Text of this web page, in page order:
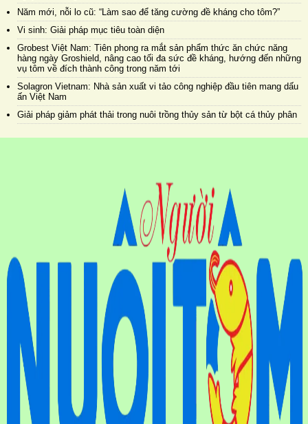
Năm mới, nỗi lo cũ: “Làm sao để tăng cường đề kháng cho tôm?”
Vi sinh: Giải pháp mục tiêu toàn diện
Grobest Việt Nam: Tiên phong ra mắt sản phẩm thức ăn chức năng
hàng ngày Groshield, nâng cao tối đa sức đề kháng, hướng đến những
vụ tôm về đích thành công trong năm tới
Solagron Vietnam: Nhà sản xuất vi tảo công nghiệp đầu tiên mang dấu
ấn Việt Nam
Giải pháp giảm phát thải trong nuôi trồng thủy sản từ bột cá thủy phân